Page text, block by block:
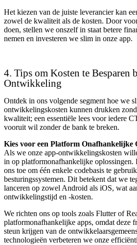
Het kiezen van de juiste leverancier kan
zowel de kwaliteit als de kosten. Door
doen, stellen we onszelf in staat betere
nemen en investeren we slim in onze app.
4. Tips om Kosten te Besparen
Ontwikkeling
Ontdek in ons volgende segment hoe we
ontwikkelingskosten kunnen drukken
kwaliteit; een essentiële lees voor iedere
vooruit wil zonder de bank te breken.
Kies voor een Platform Onafhankelijke
Als we onze app-ontwikkelingskosten
in op platformonafhankelijke oplossingen.
ons toe om één enkele codebasis te
besturingssystemen. Dit betekent dat we
lanceren op zowel Android als iOS, wat
ontwikkelingstijd en -kosten.
We richten ons op tools zoals Flutter of
platformonafhankelijke apps, omdat deze
steun krijgen van de
technologieën verbeteren we onze